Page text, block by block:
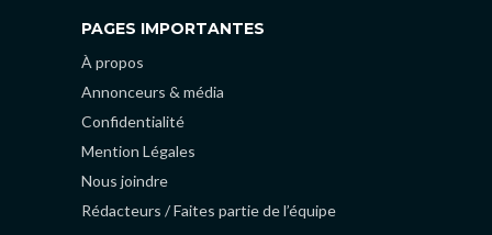
PAGES IMPORTANTES
À propos
Annonceurs & média
Confidentialité
Mention Légales
Nous joindre
Rédacteurs / Faites partie de l’équipe